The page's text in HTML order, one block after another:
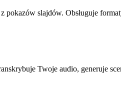
pokazów slajdów. Obsługuje
Twoje audio, generuje